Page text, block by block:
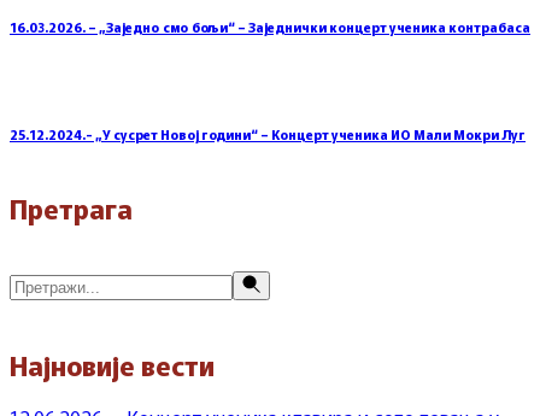
16.03.2026. – „Заједно смо бољи“ – Заједнички концерт ученика контрабаса
25.12.2024.- „У сусрет Новој години“ – Концерт ученика ИО Мали Мокри Луг
Претрага
Претражи
Најновије вести